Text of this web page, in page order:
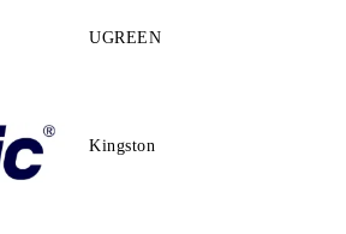
UGREEN
Kingston